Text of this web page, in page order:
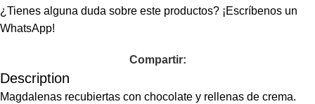
¿Tienes alguna duda sobre este productos? ¡Escríbenos un
WhatsApp!
Compartir:
Description
Magdalenas recubiertas con chocolate y rellenas de crema.